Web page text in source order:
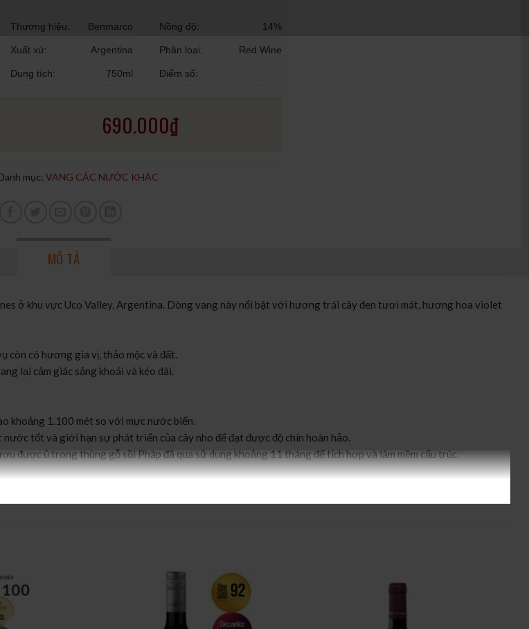
Thương hiệu: Benmarco
Xuất xứ: Argentina
Dung tích: 750ml
Nồng độ: 14%
Phân loại: Red Wine
Điểm số:
690.000₫
mục: VANG CÁC NƯỚC KHÁC
MÔ TẢ
ở khu vực Uco Valley, Argentina. Dòng vang này nổi bật với hương trái cây đen tươi mát, hương hoa violet
còn có hương gia vị, thảo mộc và đất.
lại cảm giác sảng khoái và kéo dài.
khoảng 1.100 mét so với mực nước biển.
tốt và giới hạn sự phát triển của cây nho để đạt được độ chín hoàn hảo.
được ủ trong thùng gỗ sồi Pháp đã qua sử dụng khoảng 11 tháng để tích hợp và làm mềm cấu trúc.